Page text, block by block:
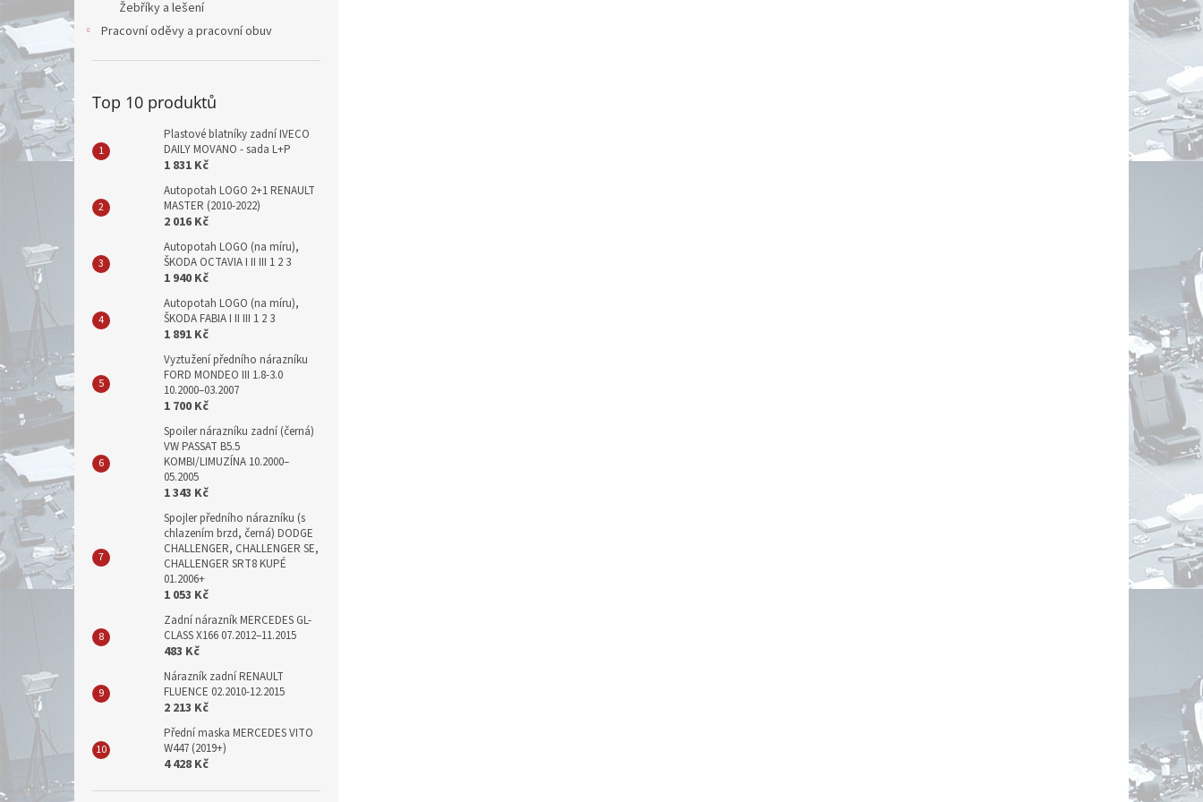
Žebříky a lešení
Pracovní oděvy a pracovní obuv
Top 10 produktů
Plastové blatníky zadní IVECO
DAILY MOVANO - sada L+P
1 831 Kč
Autopotah LOGO 2+1 RENAULT
MASTER (2010-2022)
2 016 Kč
Autopotah LOGO (na míru),
ŠKODA OCTAVIA I II III 1 2 3
1 940 Kč
Autopotah LOGO (na míru),
ŠKODA FABIA I II III 1 2 3
1 891 Kč
Vyztužení předního nárazníku
FORD MONDEO III 1.8-3.0
10.2000–03.2007
1 700 Kč
Spoiler nárazníku zadní (černá)
VW PASSAT B5.5
KOMBI/LIMUZÍNA 10.2000–
05.2005
1 343 Kč
Spojler předního nárazníku (s
chlazením brzd, černá) DODGE
CHALLENGER, CHALLENGER SE,
CHALLENGER SRT8 KUPÉ
01.2006+
1 053 Kč
Zadní nárazník MERCEDES GL-
CLASS X166 07.2012–11.2015
483 Kč
Nárazník zadní RENAULT
FLUENCE 02.2010-12.2015
2 213 Kč
Přední maska MERCEDES VITO
W447 (2019+)
4 428 Kč